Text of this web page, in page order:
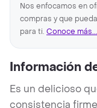
Nos enfocamos en
compras y que
para ti. Conoce más...
Información
Es un delicioso
consistencia